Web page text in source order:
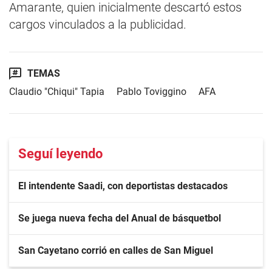
Amarante, quien inicialmente descartó estos
cargos vinculados a la publicidad.
TEMAS
Claudio "Chiqui" Tapia
Pablo Toviggino AFA
Seguí leyendo
El intendente Saadi, con deportistas destacados
Se juega nueva fecha del Anual de básquetbol
San Cayetano corrió en calles de San Miguel